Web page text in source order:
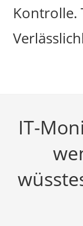
Zum
Inhalt
springen
Kontrolle.
IT-